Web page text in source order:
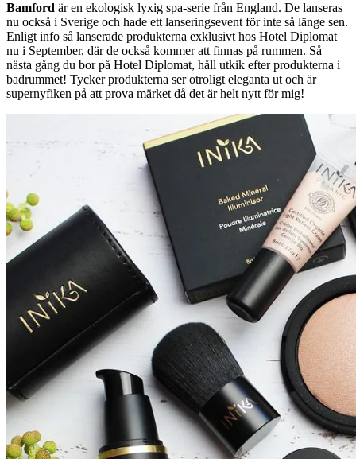
Bamford är en ekologisk lyxig spa-serie från England. De lanseras
nu också i Sverige och hade ett lanseringsevent för inte så länge sen.
Enligt info så lanserade produkterna exklusivt hos Hotel Diplomat
nu i September, där de också kommer att finnas på rummen. Så
nästa gång du bor på Hotel Diplomat, håll utkik efter produkterna i
badrummet! Tycker produkterna ser otroligt eleganta ut och är
supernyfiken på att prova märket då det är helt nytt för mig!